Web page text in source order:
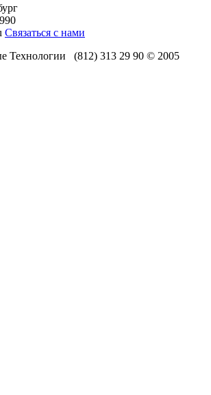
Связаться с нами
Технологии (812) 313 29 90 © 2005